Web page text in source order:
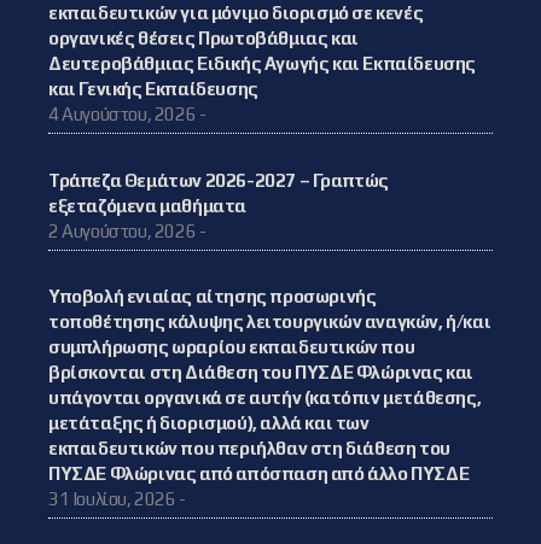
εκπαιδευτικών για μόνιμο διορισμό σε κενές
οργανικές θέσεις Πρωτοβάθμιας και
Δευτεροβάθμιας Ειδικής Αγωγής και Εκπαίδευσης
και Γενικής Εκπαίδευσης
4 Αυγούστου, 2026 -
Τράπεζα Θεμάτων 2026-2027 – Γραπτώς
εξεταζόμενα μαθήματα
2 Αυγούστου, 2026 -
Υποβολή ενιαίας αίτησης προσωρινής
τοποθέτησης κάλυψης λειτουργικών αναγκών, ή/και
συμπλήρωσης ωραρίου εκπαιδευτικών που
βρίσκονται στη Διάθεση του ΠΥΣΔΕ Φλώρινας και
υπάγονται οργανικά σε αυτήν (κατόπιν μετάθεσης,
μετάταξης ή διορισμού), αλλά και των
εκπαιδευτικών που περιήλθαν στη διάθεση του
ΠΥΣΔΕ Φλώρινας από απόσπαση από άλλο ΠΥΣΔΕ
31 Ιουλίου, 2026 -